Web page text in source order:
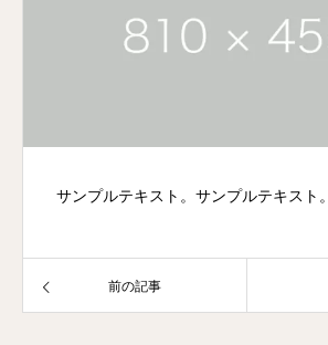
サンプルテキスト。サンプルテキスト。
前の記事